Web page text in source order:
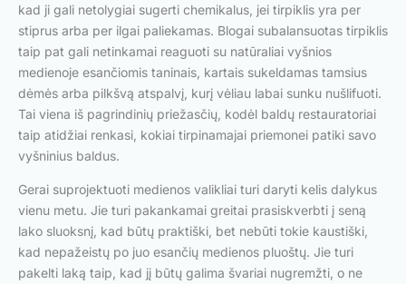
kad ji gali netolygiai sugerti chemikalus, jei tirpiklis yra per
stiprus arba per ilgai paliekamas. Blogai subalansuotas tirpiklis
taip pat gali netinkamai reaguoti su natūraliai vyšnios
medienoje esančiomis taninais, kartais sukeldamas tamsius
dėmės arba pilkšvą atspalvį, kurį vėliau labai sunku nušlifuoti.
Tai viena iš pagrindinių priežasčių, kodėl baldų restauratoriai
taip atidžiai renkasi, kokiai tirpinamajai priemonei patiki savo
vyšninius baldus.
Gerai suprojektuoti medienos valikliai turi daryti kelis dalykus
vienu metu. Jie turi pakankamai greitai prasiskverbti į seną
lako sluoksnį, kad būtų praktiški, bet nebūti tokie kaustiški,
kad nepažeistų po juo esančių medienos pluoštų. Jie turi
pakelti laką taip, kad jį būtų galima švariai nugremžti, o ne